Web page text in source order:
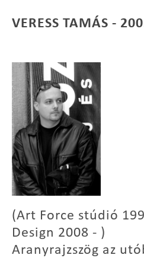
VERESS TAMÁS -
(Art Force stúdió
Design 2008 - )
Aranyrajzszög az